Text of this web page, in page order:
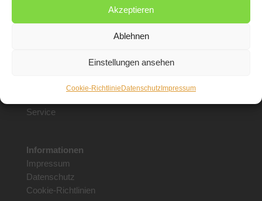
Akzeptieren
Ablehnen
Einstellungen ansehen
Cookie-RichtlinieDatenschutzImpressum
Service
Informationen
Impressum
Datenschutz
Cookie-Richtlinien